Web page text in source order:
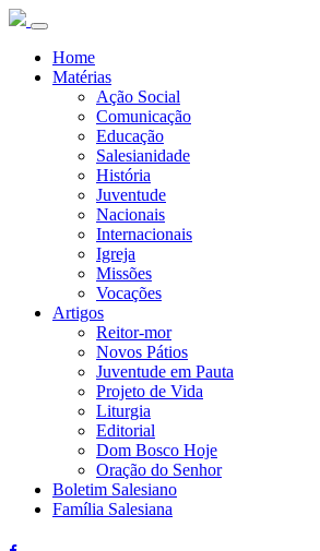
Home
Matérias
Ação Social
Comunicação
Educação
Salesianidade
História
Juventude
Nacionais
Internacionais
Igreja
Missões
Vocações
Artigos
Reitor-mor
Novos Pátios
Juventude em Pauta
Projeto de Vida
Liturgia
Editorial
Dom Bosco Hoje
Oração do Senhor
Boletim Salesiano
Família Salesiana